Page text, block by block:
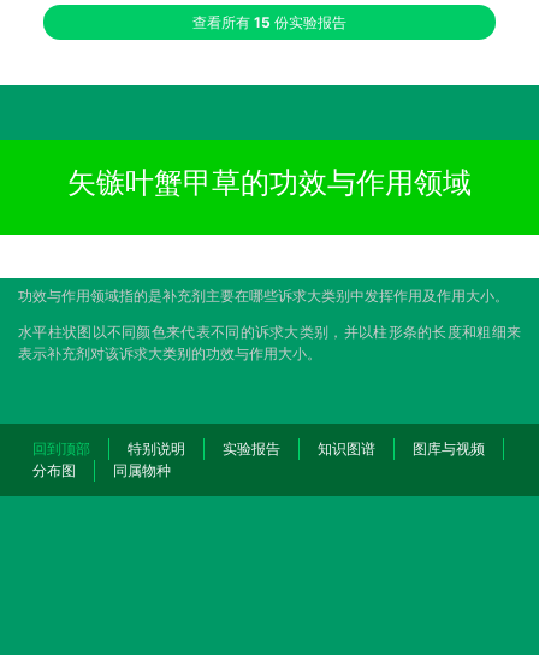
查看所有 15 份实验报告
矢镞叶蟹甲草的功效与作用领域
功效与作用领域指的是补充剂主要在哪些诉求大类别中发挥作用及作用大小。
水平柱状图以不同颜色来代表不同的诉求大类别，并以柱形条的长度和粗细来
表示补充剂对该诉求大类别的功效与作用大小。
回到顶部 特别说明 实验报告 知识图谱
图库与视频
分布图
同属物种